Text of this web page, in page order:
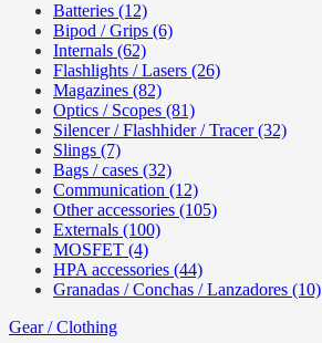
Batteries (12)
Bipod / Grips (6)
Internals (62)
Flashlights / Lasers (26)
Magazines (82)
Optics / Scopes (81)
Silencer / Flashhider / Tracer (32)
Slings (7)
Bags / cases (32)
Communication (12)
Other accessories (105)
Externals (100)
MOSFET (4)
HPA accessories (44)
Granadas / Conchas / Lanzadores (10)
Gear / Clothing